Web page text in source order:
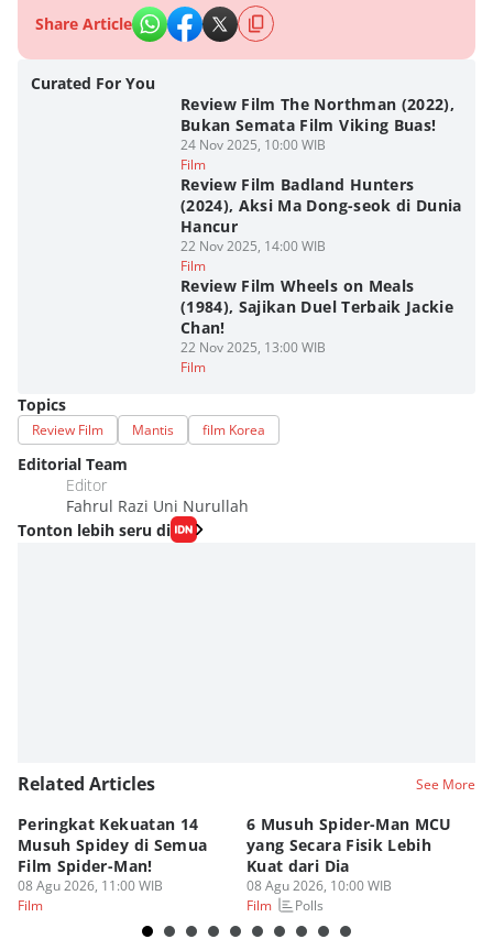
Share Article
Curated For You
Review Film The Northman (2022),
Bukan Semata Film Viking Buas!
24 Nov 2025, 10:00 WIB
Film
Review Film Badland Hunters
(2024), Aksi Ma Dong-seok di Dunia
Hancur
22 Nov 2025, 14:00 WIB
Film
Review Film Wheels on Meals
(1984), Sajikan Duel Terbaik Jackie
Chan!
22 Nov 2025, 13:00 WIB
Film
Topics
Review Film Mantis film Korea
Editorial Team
Editor
Fahrul Razi Uni Nurullah
Tonton lebih seru di
Related Articles See More
Peringkat Kekuatan 14
Musuh Spidey di Semua
Film Spider-Man!
08 Agu 2026, 11:00 WIB
Film
6 Musuh Spider-Man MCU
yang Secara Fisik Lebih
Kuat dari Dia
08 Agu 2026, 10:00 WIB
Film
Polls